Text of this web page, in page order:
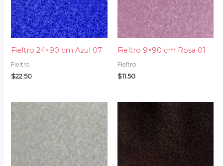
Fieltro 24×90 cm Azul 07
Fieltro
$22.50
Fieltro 9×90 cm Rosa 01
Fieltro
$11.50